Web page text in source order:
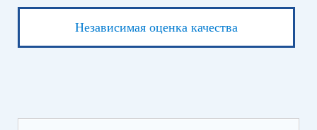
Независимая оценка качества